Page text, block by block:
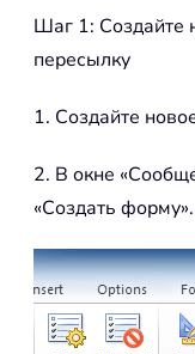
Шаг 1: Создайте
пересылку
1. Создайте
2. В окне
«Создать